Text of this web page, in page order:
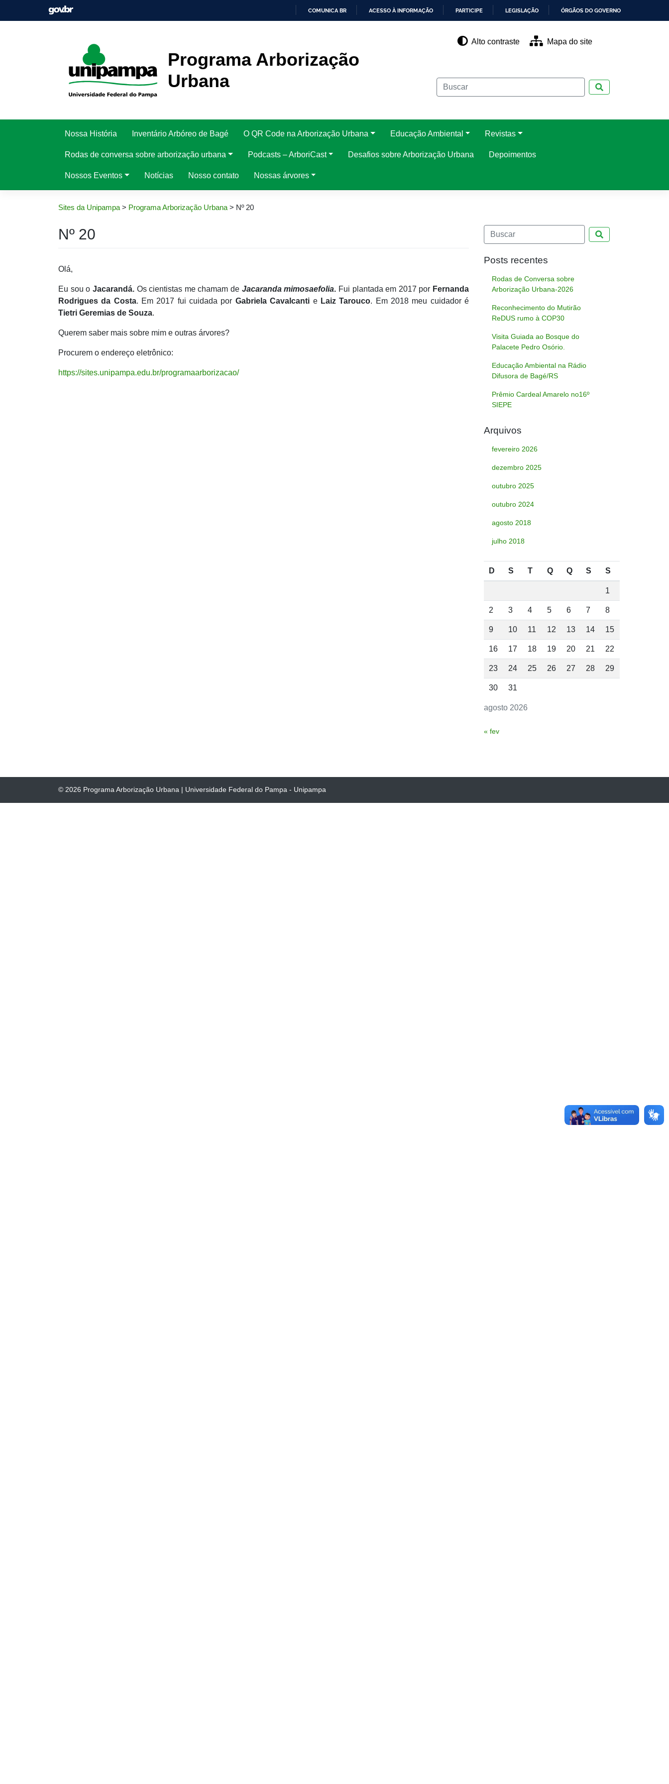
COMUNICA BR ACESSO À INFORMAÇÃO PARTICIPE LEGISLAÇÃO ÓRGÃOS DO GOVERNO
Programa Arborização
Urbana
Alto contraste Mapa do site
Nossa História Inventário Arbóreo de Bagé O QR Code na Arborização Urbana Educação Ambiental Revistas
Rodas de conversa sobre arborização urbana Podcasts – ArboriCast Desafios sobre Arborização Urbana Depoimentos
Nossos Eventos Notícias Nosso contato Nossas árvores
Sites da Unipampa> Programa Arborização Urbana> Nº 20
Nº 20
Olá,
Eu sou o Jacarandá. Os cientistas me chamam de Jacaranda mimosaefolia. Fui plantada em 2017 por Fernanda
Rodrigues da Costa. Em 2017 fui cuidada por Gabriela Cavalcanti e Laiz Tarouco. Em 2018 meu cuidador é
Tietri Geremias de Souza.
Querem saber mais sobre mim e outras árvores?
Procurem o endereço eletrônico:
https://sites.unipampa.edu.br/programaarborizacao/
Posts recentes
Rodas de Conversa sobre
Arborização Urbana-2026
Reconhecimento do Mutirão
ReDUS rumo à COP30
Visita Guiada ao Bosque do
Palacete Pedro Osório.
Educação Ambiental na Rádio
Difusora de Bagé/RS
Prêmio Cardeal Amarelo no16º
SIEPE
Arquivos
fevereiro 2026
dezembro 2025
outubro 2025
outubro 2024
agosto 2018
julho 2018
agosto 2026
D S T Q Q S S
1
2 3 4 5 6 7 8
9 10 11 12 13 14 15
16 17 18 19 20 21 22
23 24 25 26 27 28 29
30 31
« fev
© 2026 Programa Arborização Urbana Universidade Federal do Pampa - Unipampa